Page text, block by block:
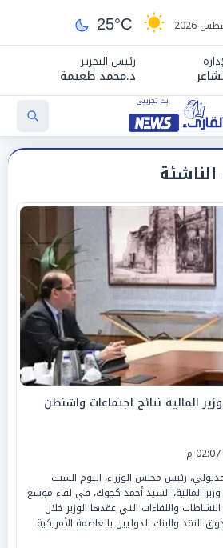
25°C
رئيس التحرير
د.محمد طعيمة
المالية نتائج اجتماعات واشنطن
رئيس مجلس الوزراء، اليوم السبت
«18 أبريل 2026»، وزير المالية، السيد أحمد كجوك، في لقاء موسع
واللقاءات التي عقدها الوزير خلال
النقد والبنك الدوليين بالعاصمة الأمريكية